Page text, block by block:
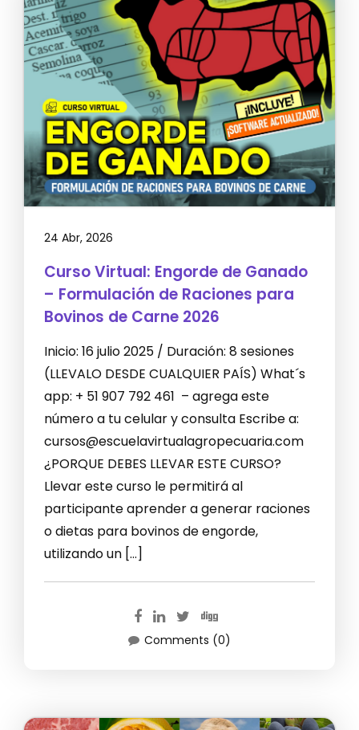
24 Abr, 2026
Curso Virtual: Engorde de Ganado
– Formulación de Raciones para
Bovinos de Carne 2026
Inicio: 16 julio 2025 / Duración: 8 sesiones
(LLEVALO DESDE CUALQUIER PAÍS) What´s
app: + 51 907 792 461 – agrega este
número a tu celular y consulta Escribe a:
cursos@escuelavirtualagropecuaria.com
¿PORQUE DEBES LLEVAR ESTE CURSO?
Llevar este curso le permitirá al
participante aprender a generar raciones
o dietas para bovinos de engorde,
utilizando un […]
Comments (0)